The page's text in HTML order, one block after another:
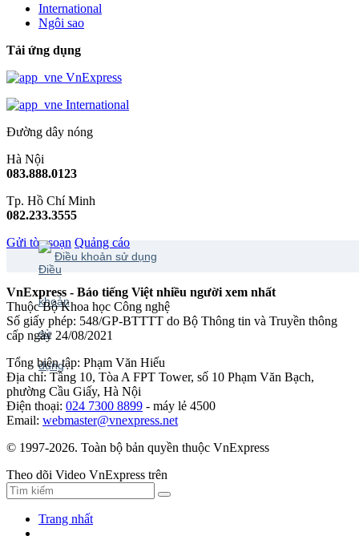
International
Ngôi sao
Tải ứng dụng
VnExpress
International
Đường dây nóng
Hà Nội
083.888.0123
Tp. Hồ Chí Minh
082.233.3555
Gửi tòa soạn Quảng cáo
Điều khoản sử dụng
VnExpress - Báo tiếng Việt nhiều người xem nhất
Thuộc Bộ Khoa học Công nghệ
Số giấy phép: 548/GP-BTTTT do Bộ Thông tin và Truyền thông
cấp ngày 24/08/2021
Tổng biên tập: Phạm Văn Hiếu
Địa chỉ: Tầng 10, Tòa A FPT Tower, số 10 Phạm Văn Bạch,
phường Cầu Giấy, Hà Nội
Điện thoại: 024 7300 8899 - máy lẻ 4500
Email: webmaster@vnexpress.net
© 1997-2026. Toàn bộ bản quyền thuộc VnExpress
Theo dõi Video VnExpress trên
Trang nhất